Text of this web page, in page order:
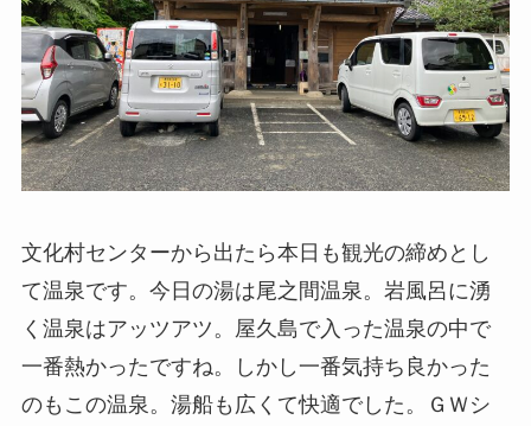
文化村センターから出たら本日も観光の締めとし
て温泉です。今日の湯は尾之間温泉。岩風呂に湧
く温泉はアッツアツ。屋久島で入った温泉の中で
一番熱かったですね。しかし一番気持ち良かった
のもこの温泉。湯船も広くて快適でした。ＧＷシ